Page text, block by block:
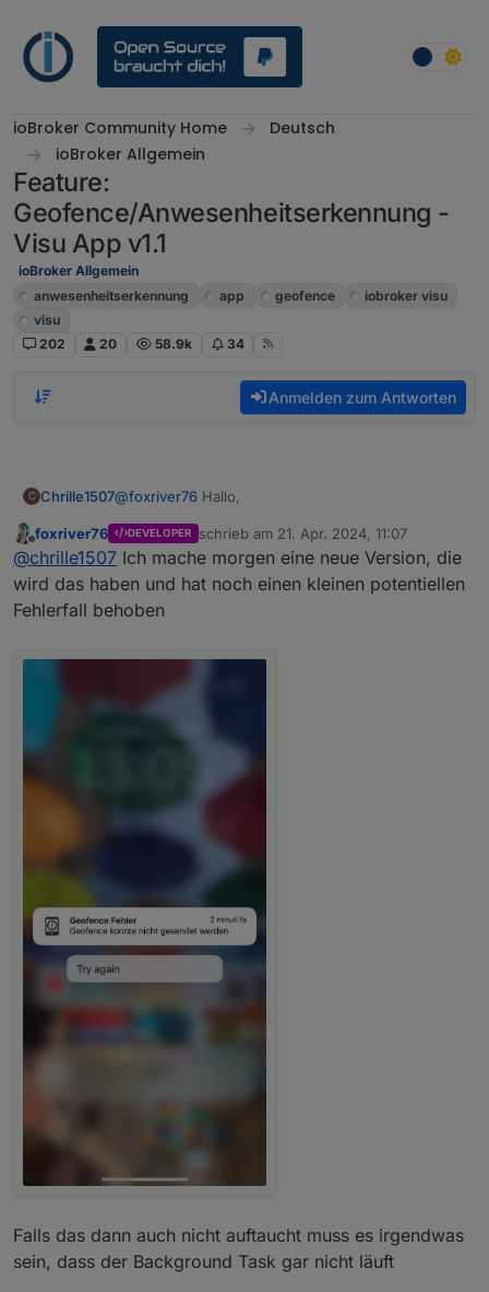
ioBroker Community Home
Deutsch
ioBroker Allgemein
Feature:
Geofence/Anwesenheitserkennung -
Visu App v1.1
ioBroker Allgemein
anwesenheitserkennung
app geofence
iobroker visu
visu
202
20 58.9k 34
Anmelden zum Antworten
C Chrille1507@foxriver76 Hallo,
Gerade eben, ich bin mit meiner Tochter ganz kurz
draußen gewesen, wieder das gleiche Phänomen.
Abwesend direkt erkannt, Anwesenheit erst,
nachdem ich die App aus dem Speicher gelöscht
und neu gestartet hatte.
Das ist der Wert um 10:06 Uhr.
Offline
foxriver76 DEVELOPER schrieb am 21. Apr. 2024, 11:07
zuletzt editiert von
@chrille1507 Ich mache morgen eine neue Version, die
wird das haben und hat noch einen kleinen potentiellen
Fehlerfall behoben
Falls das dann auch nicht auftaucht muss es irgendwas
sein, dass der Background Task gar nicht läuft